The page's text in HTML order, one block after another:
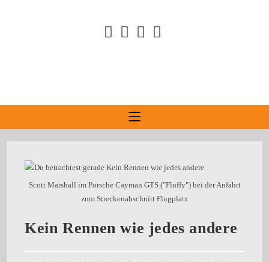
Scott Marshall im Porsche Cayman GTS ("Fluffy") bei der Anfahrt
zum Streckenabschnitt Flugplatz
Kein Rennen wie jedes andere